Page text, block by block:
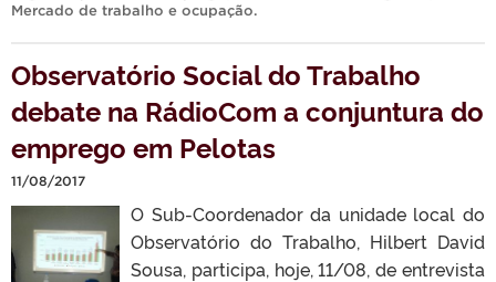
Mercado de trabalho e ocupação.
Observatório Social do Trabalho
debate na RádioCom a conjuntura do
emprego em Pelotas
11/08/2017
O Sub-Coordenador da unidade local do
Observatório do Trabalho, Hilbert David
Sousa, participa, hoje, 11/08, de entrevista